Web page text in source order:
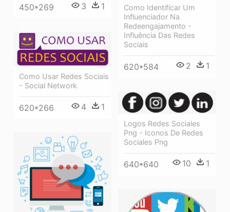
Como Identificar Um
Influenciador Na
Redeengajamento -
Influência Das Redes
Sociais
620*584 2 1
450*269 3 1
Como Usar Redes Sociais
- Social Network
620*266 4 1
Logos Redes Sociales
Png - Iconos De Redes
Sociales Png
640*640 10 1